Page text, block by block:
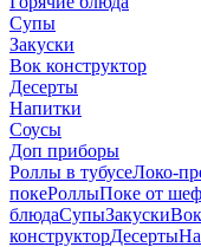
Супы
Закуски
Вок конструктор
Десерты
Напитки
Соусы
Доп приборы
Роллы в тубусеЛоко-
покеРоллыПоке от
блюдаСупыЗакускиВок
конструкторДесерты